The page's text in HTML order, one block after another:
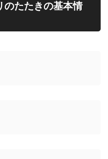
のたたきの基本情